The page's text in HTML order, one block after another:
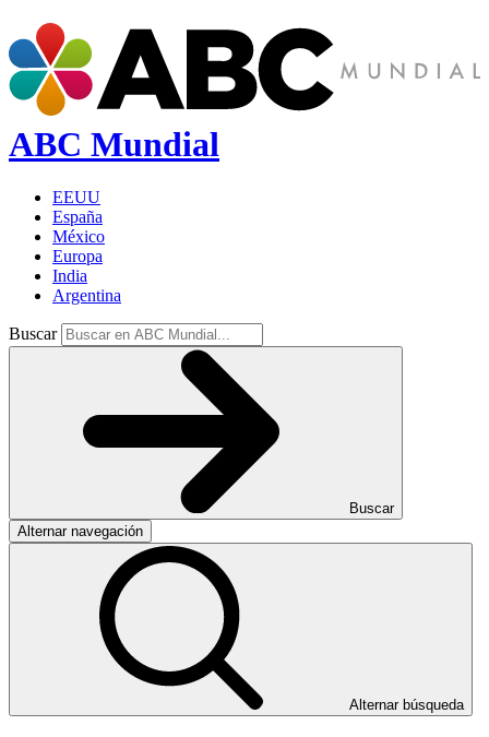
ABC Mundial
EEUU
España
México
Europa
India
Argentina
Buscar
Buscar
Alternar navegación
Alternar búsqueda